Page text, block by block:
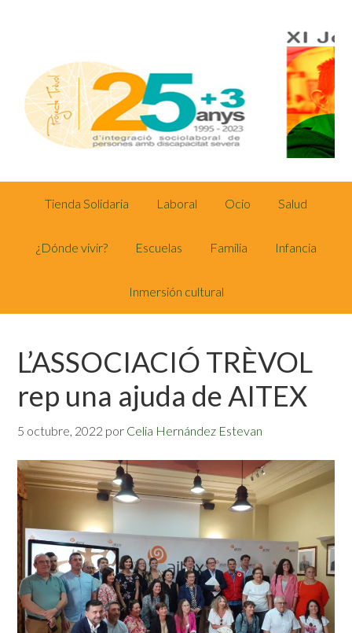
Tienda Solidaria Laboral Ocio Salud
¿Dónde vivir? Escuelas Familia Infancia
Inmersión cultural
L’ASSOCIACIÓ TRÈVOL
rep una ajuda de AITEX
5 octubre, 2022 por Celia Hernández Estevan